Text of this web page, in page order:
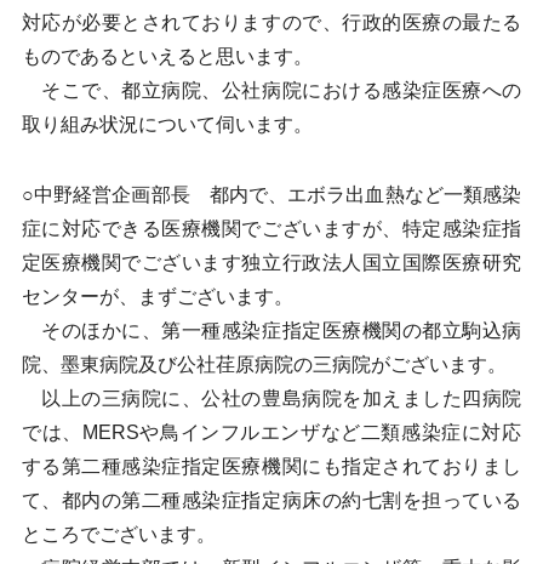
対応が必要とされておりますので、行政的医療の最たる
ものであるといえると思います。
そこで、都立病院、公社病院における感染症医療への
取り組み状況について伺います。
○中野経営企画部長 都内で、エボラ出血熱など一類感染
症に対応できる医療機関でございますが、特定感染症指
定医療機関でございます独立行政法人国立国際医療研究
センターが、まずございます。
そのほかに、第一種感染症指定医療機関の都立駒込病
院、墨東病院及び公社荏原病院の三病院がございます。
以上の三病院に、公社の豊島病院を加えました四病院
では、MERSや鳥インフルエンザなど二類感染症に対応
する第二種感染症指定医療機関にも指定されておりまし
て、都内の第二種感染症指定病床の約七割を担っている
ところでございます。